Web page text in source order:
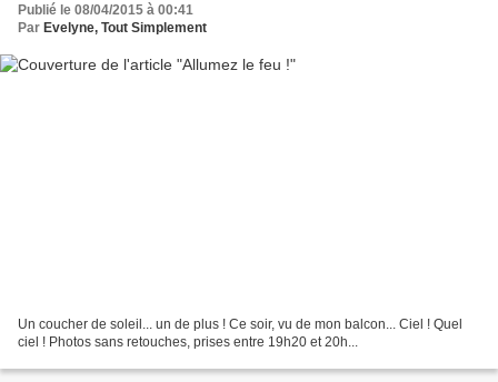
Publié le 08/04/2015 à 00:41
Par Evelyne, Tout Simplement
Un coucher de soleil... un de plus ! Ce soir, vu de mon balcon... Ciel ! Quel
ciel ! Photos sans retouches, prises entre 19h20 et 20h...